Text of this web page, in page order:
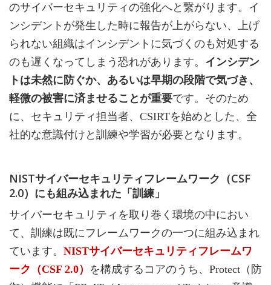
のサイバーセキュリティの強化へと繋がります。イ
ンシデントが発生した時に報告が上がらない、上げ
られない組織はインシデントに気づくのも対処する
のも遅くなってしまう恐れがあります。 インシデン
トは未然に防ぐか、あるいは早期の段階で気づき、
軽微の被害に済ませることが重要です。そのため
に、セキュリティ担当者、CSIRTを始めとした、全
社的な意識付けと訓練や学習が必要となります。
NISTサイバーセキュリティフレームワーク（CSF
2.0）にも組み込まれた「訓練」
サイバーセキュリティを取り巻く環境の中におい
て、訓練は既にフレームワークの一つに組み込まれ
ています。 NISTサイバーセキュリティフレームワ
ーク（CSF 2.0） を構成するコアのうち、Protect（防